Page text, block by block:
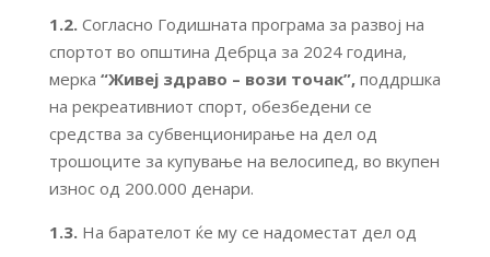
1.2.Согласно Годишната програма за развој на
спортот во општина Дебрца за 2024 година,
мерка “Живеј здраво – вози точак”, поддршка
на рекреативниот спорт, обезбедени се
средства за субвенционирање на дел од
трошоците за купување на велосипед, во вкупен
износ од 200.000 денари.
1.3.На барателот ќе му се надоместат дел од